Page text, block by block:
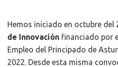
Hemos iniciado en octubre del
de Innovación financiado por
Empleo del Principado de
2022. Desde esta misma